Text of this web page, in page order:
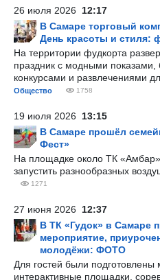
26 июля 2026 12:17
В Самаре торговый
День красоты и стиля:
На территории фудкорта
праздник с модными показами,
конкурсами и развлечениями
Общество 1758
19 июля 2026 13:15
В Самаре прошёл
Фест»
На площадке около ТК
запустить разнообразных
1271
27 июня 2026 12:37
В ТК «Гудок» в Самаре
мероприятие,
молодёжи: ФОТО
Для гостей были подготовлены
интерактивные площадки,